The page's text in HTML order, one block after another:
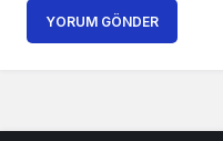
YORUM GÖNDER